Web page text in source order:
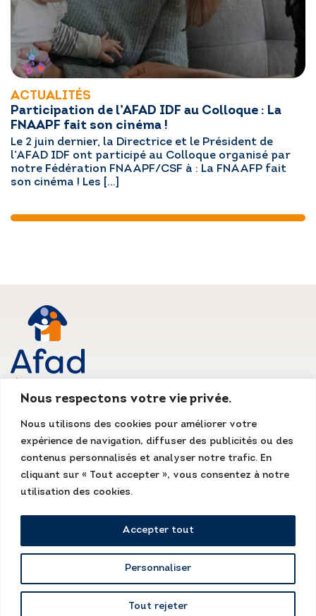
Nous respectons votre vie privée.
Nous utilisons des cookies pour améliorer votre
expérience de navigation, diffuser des publicités ou des
contenus personnalisés et analyser notre trafic. En
cliquant sur « Tout accepter », vous consentez à notre
utilisation des cookies.
Personnaliser
Tout rejeter
Accepter tout
ACTUALITÉS
Participation de l’AFAD IDF au Colloque : La
FNAAPF fait son cinéma !
Le 2 juin dernier, la Directrice et le Président de
l’AFAD IDF ont participé au Colloque organisé par
notre Fédération FNAAPF/CSF à : La FNAAFP fait
son cinéma ! Les […]
AFAD IDF
Siège social
135, rue du Mont Cenis
75018 Paris
Tél. : 01 55 07 13 13
Fax : 01 48 78 70 08
accueil@afad-idf.asso.fr
Facebook Instagram
Mentions légales Kissagram Design